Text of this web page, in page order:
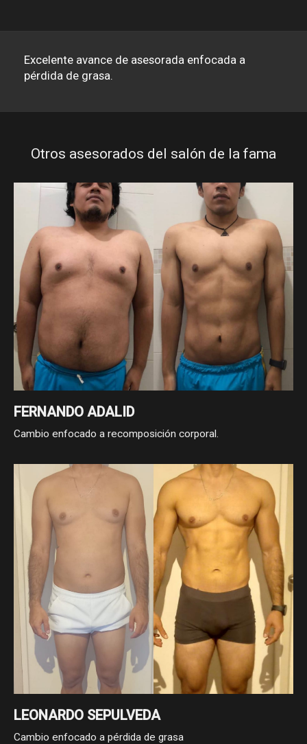
Excelente avance de asesorada enfocada a
pérdida de grasa.
Otros asesorados del salón de la fama
FERNANDO ADALID
Cambio enfocado a recomposición corporal.
LEONARDO SEPULVEDA
Cambio enfocado a pérdida de grasa